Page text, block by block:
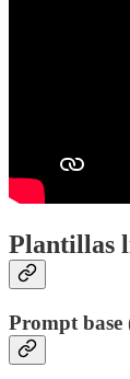
Plantillas
Prompt base